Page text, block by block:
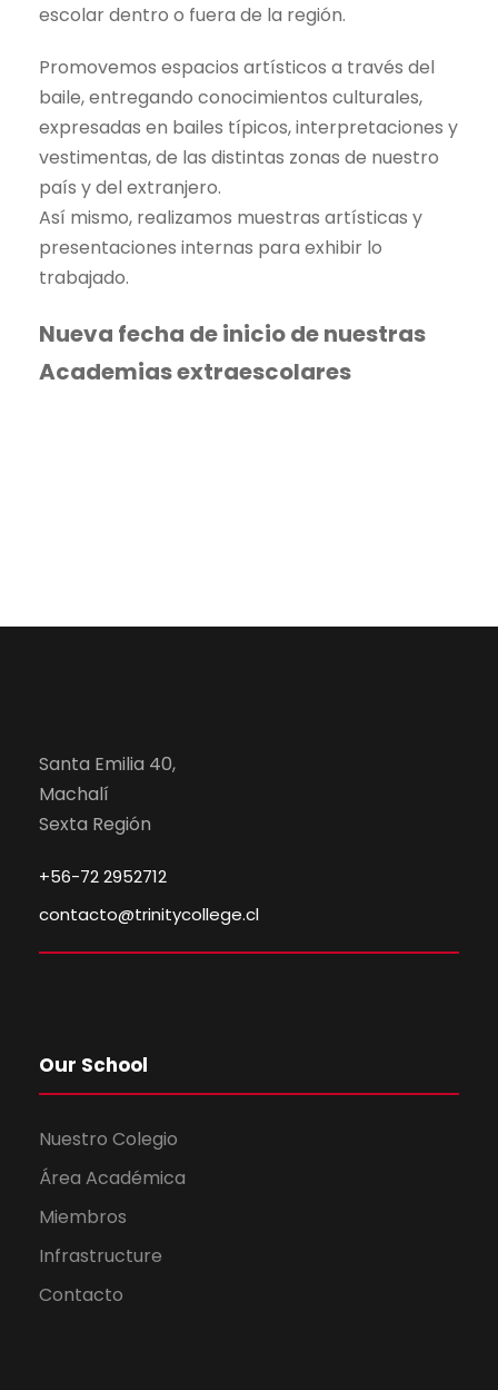
escolar dentro o fuera de la región.
Promovemos espacios artísticos a través del
baile, entregando conocimientos culturales,
expresadas en bailes típicos, interpretaciones y
vestimentas, de las distintas zonas de nuestro
país y del extranjero.
Así mismo, realizamos muestras artísticas y
presentaciones internas para exhibir lo
trabajado.
Nueva fecha de inicio de nuestras
Academias extraescolares
Santa Emilia 40,
Machalí
Sexta Región
+56-72 2952712
contacto@trinitycollege.cl
Our School
Nuestro Colegio
Área Académica
Miembros
Infrastructure
Contacto